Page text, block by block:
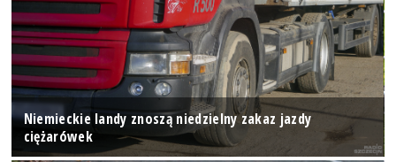
Niemieckie landy znoszą niedzielny zakaz jazdy
ciężarówek